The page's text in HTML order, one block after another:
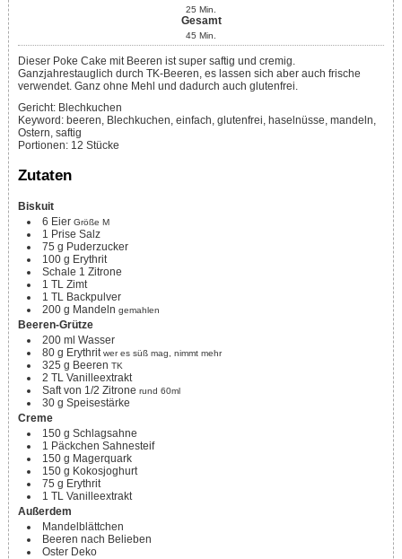
25 Min.
Gesamt
45 Min.
Dieser Poke Cake mit Beeren ist super saftig und cremig.
Ganzjahrestauglich durch TK-Beeren, es lassen sich aber auch frische
verwendet. Ganz ohne Mehl und dadurch auch glutenfrei.
Gericht: Blechkuchen
Keyword: beeren, Blechkuchen, einfach, glutenfrei, haselnüsse, mandeln,
Ostern, saftig
Portionen: 12 Stücke
Zutaten
Biskuit
6 Eier Größe M
1 Prise Salz
75 g Puderzucker
100 g Erythrit
Schale 1 Zitrone
1 TL Zimt
1 TL Backpulver
200 g Mandeln gemahlen
Beeren-Grütze
200 ml Wasser
80 g Erythrit wer es süß mag, nimmt mehr
325 g Beeren TK
2 TL Vanilleextrakt
Saft von 1/2 Zitrone rund 60ml
30 g Speisestärke
Creme
150 g Schlagsahne
1 Päckchen Sahnesteif
150 g Magerquark
150 g Kokosjoghurt
75 g Erythrit
1 TL Vanilleextrakt
Außerdem
Mandelblättchen
Beeren nach Belieben
Oster Deko